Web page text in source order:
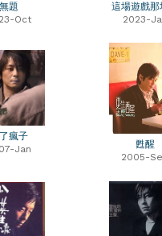
無題
Oct
這場遊戲那
2023-
瘋子
Jan
甦醒
2005-